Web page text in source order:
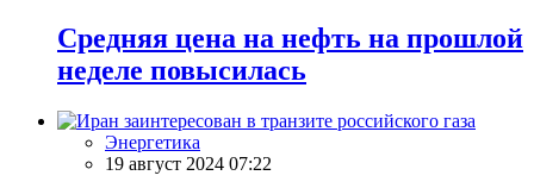
Средняя цена на нефть на прошлой
неделе повысилась
Энергетика
19 август 2024 07:22